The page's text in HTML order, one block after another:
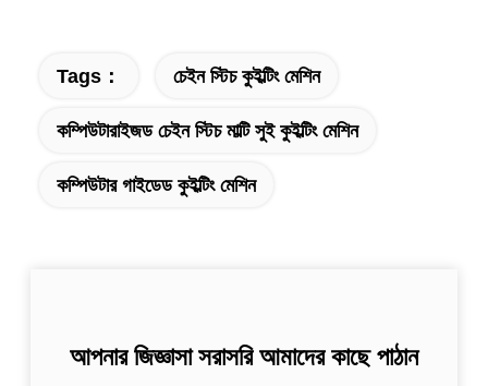
Tags： চেইন স্টিচ কুইল্টিং মেশিন
কম্পিউটারাইজড চেইন স্টিচ মাল্টি সুই কুইল্টিং মেশিন
কম্পিউটার গাইডেড কুইল্টিং মেশিন
আপনার জিজ্ঞাসা সরাসরি আমাদের কাছে পাঠান